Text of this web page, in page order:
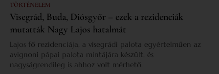
TÖRTÉNELEM
Visegrád, Buda, Diósgyőr – ezek a rezidenciák
mutatták Nagy Lajos hatalmát
Lajos fő rezidenciája, a visegrádi palota egyértelműen az
avignoni pápai palota mintájára készült, és
nagyságrendileg is ahhoz volt mérhető.